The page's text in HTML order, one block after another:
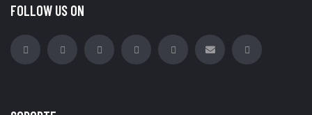
FOLLOW US ON